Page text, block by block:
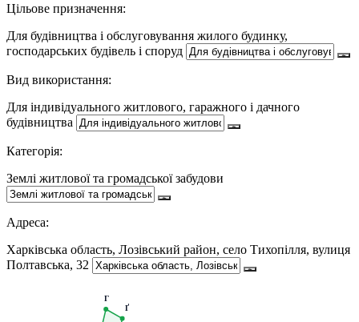
Цільове призначення:
Для будівництва і обслуговування жилого будинку,
господарських будівель і споруд
Вид використання:
Для індивідуального житлового, гаражного і дачного
будівництва
Категорія:
Землі житлової та громадської забудови
Адреса:
Харківська область, Лозівський район, село Тихопілля, вулиця
Полтавська, 32
Г
Ґ